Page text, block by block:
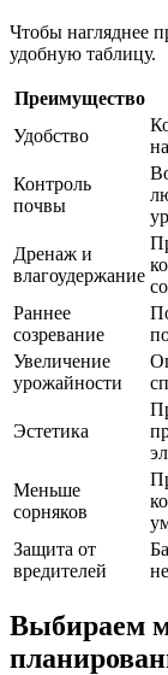
Чтобы нагляднее
удобную таблицу.
Преимущество
Удобство
Контроль
почвы
Дренаж и
влагоудержание
Раннее
созревание
Увеличение
урожайности
Эстетика
Меньше
сорняков
Защита от
вредителей
Выбираем